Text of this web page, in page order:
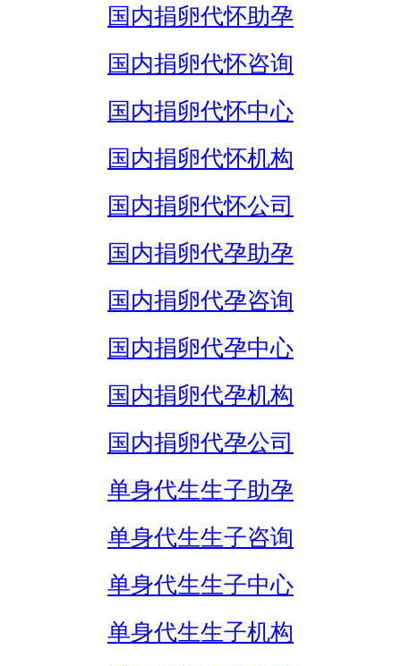
国内捐卵代怀助孕
国内捐卵代怀咨询
国内捐卵代怀中心
国内捐卵代怀机构
国内捐卵代怀公司
国内捐卵代孕助孕
国内捐卵代孕咨询
国内捐卵代孕中心
国内捐卵代孕机构
国内捐卵代孕公司
单身代生生子助孕
单身代生生子咨询
单身代生生子中心
单身代生生子机构